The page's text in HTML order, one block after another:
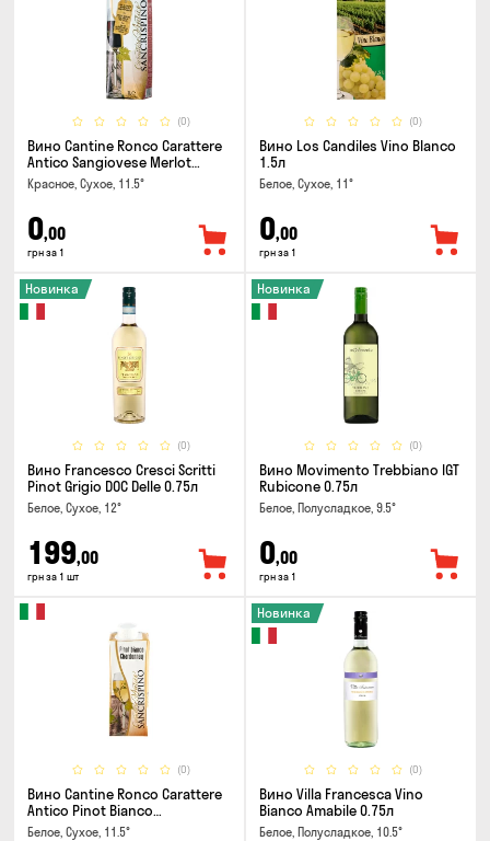
(0)
Вино Cantine Ronco Carattere
Antico Sangiovese Merlot
Rubicone IGT 1л
Красное, Сухое, 11.5°
0,00
грн за 1
(0)
Вино Los Candiles Vino Blanco
1.5л
Белое, Сухое, 11°
0,00
грн за 1
(0)
Новинка
Вино Francesco Cresci Scritti
Pinot Grigio DOC Delle 0.75л
Белое, Сухое, 12°
199,00
грн за 1 шт
(0)
Новинка
Вино Movimento Trebbiano IGT
Rubicone 0.75л
Белое, Полусладкое, 9.5°
0,00
грн за 1
(0)
Вино Cantine Ronco Carattere
Antico Pinot Bianco
Chardonnay Rubicone IGT 0.25л
Белое, Сухое, 11.5°
(0)
Новинка
Вино Villa Francesca Vino
Bianco Amabile 0.75л
Белое, Полусладкое, 10.5°